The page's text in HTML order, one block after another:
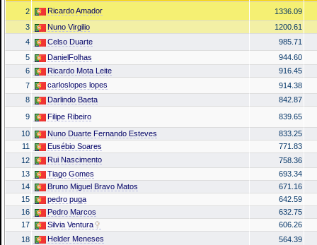
2
Ricardo Amador
1336.09
3
Nuno Virgilio
1200.61
4
Celso Duarte
985.71
5
DanielFolhas
944.60
6
Ricardo Mota Leite
916.45
7
carloslopes lopes
914.38
8
Darlindo Baeta
842.87
9
Filipe Ribeiro
839.65
10
Nuno Duarte Fernando Esteves
833.25
11
Eusébio Soares
771.83
12
Rui Nascimento
758.36
13
Tiago Gomes
693.34
14
Bruno Miguel Bravo Matos
671.16
15
pedro puga
642.59
16
Pedro Marcos
632.75
17
Silvia Ventura
606.26
18
Helder Meneses
564.39